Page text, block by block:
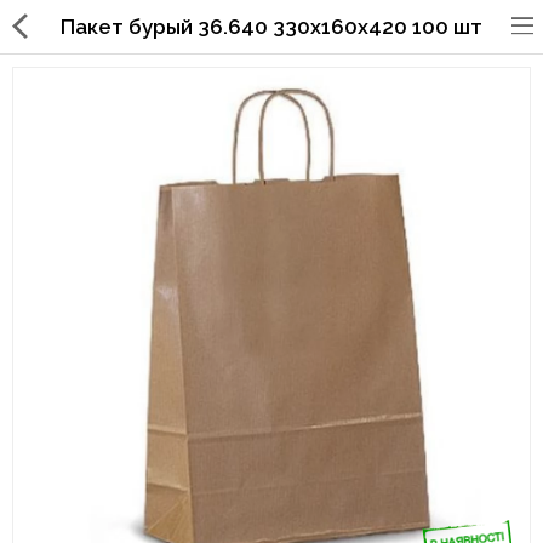
Пакет бурый 36.640 330х160х420 100 шт
Упаковка для фаст
фуда,пиццерий,ресторанов
Стаканы, крышки, держатели,
Упаковка для суши
Коробки для кондитерских